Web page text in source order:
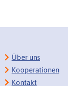
Über uns
Kooperationen
Kontakt